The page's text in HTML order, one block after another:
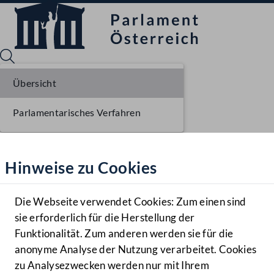
Hilfe
Benutzer
Navigationsmenü öffnen
MENÜ
Hinweise zu Cookies
Die Webseite verwendet Cookies: Zum einen sind
sie erforderlich für die Herstellung der
Funktionalität. Zum anderen werden sie für die
anonyme Analyse der Nutzung verarbeitet. Cookies
zu Analysezwecken werden nur mit Ihrem
Übersicht
Parlamentarisches Verfahren